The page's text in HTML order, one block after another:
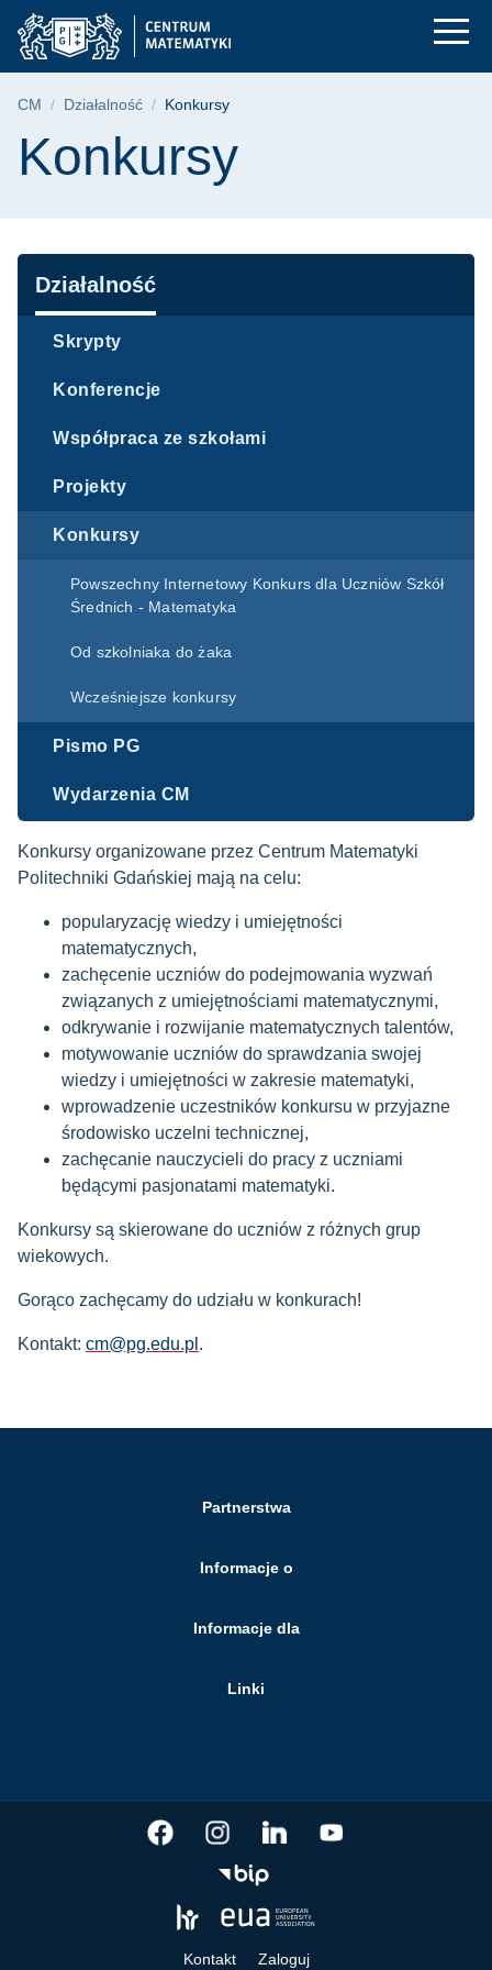
Przejdź
do
menu
Przejdź
do
wyszukiwarki
Przejdź
do
treści
Konkursy | Centrum
Ścieżka nawigacyjna
CM Działalność Konkursy
Treść strony
Konkursy
Nawigacja
Działalność
Skrypty
Konferencje
Współpraca ze szkołami
Projekty
Konkursy
Powszechny Internetowy Konkurs dla Uczniów Szkół
Średnich - Matematyka
Od szkolniaka do żaka
Wcześniejsze konkursy
Pismo PG
Wydarzenia CM
Konkursy organizowane przez Centrum Matematyki
Politechniki Gdańskiej mają na celu:
popularyzację wiedzy i umiejętności
matematycznych,
zachęcenie uczniów do podejmowania wyzwań
związanych z umiejętnościami matematycznymi,
odkrywanie i rozwijanie matematycznych talentów,
motywowanie uczniów do sprawdzania swojej
wiedzy i umiejętności w zakresie matematyki,
wprowadzenie uczestników konkursu w przyjazne
środowisko uczelni technicznej,
zachęcanie nauczycieli do pracy z uczniami
będącymi pasjonatami matematyki.
Konkursy są skierowane do uczniów z różnych grup
wiekowych.
Gorąco zachęcamy do udziału w konkurach!
Kontakt: cm@pg.edu.pl .
Partnerstwa
Informacje o
Informacje dla
Linki
Kontakt Zaloguj